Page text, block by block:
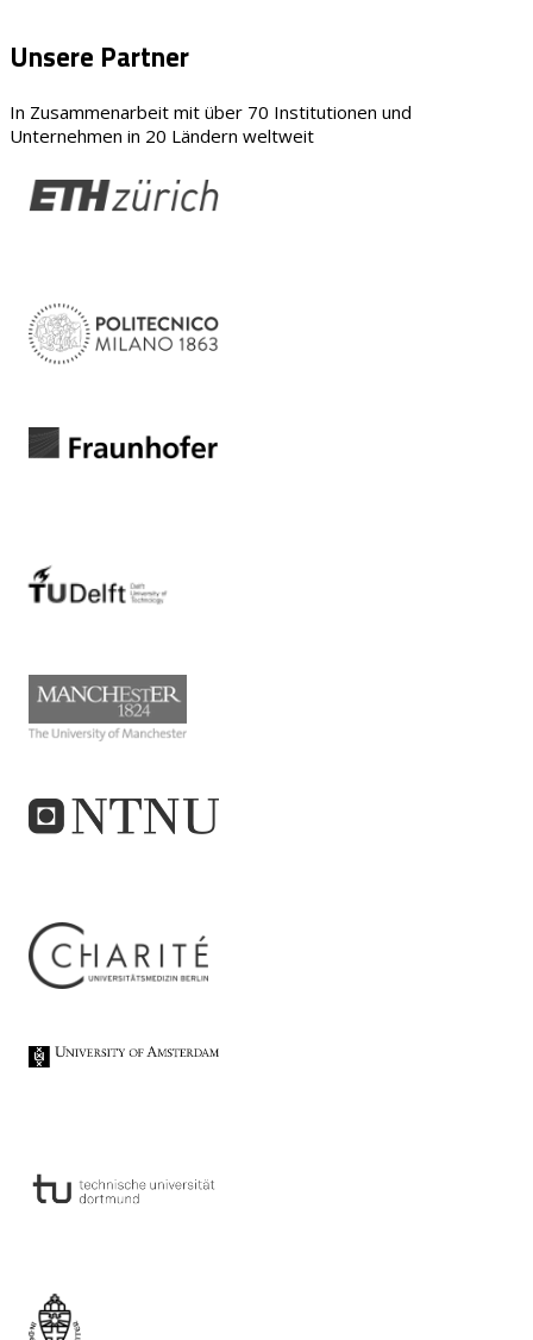
Unsere Partner
In Zusammenarbeit mit über 70 Institutionen und
Unternehmen in 20 Ländern weltweit